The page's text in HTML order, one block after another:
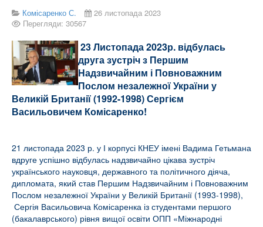
Комісаренко С.
26 листопада 2023
Перегляди: 30567
23 Листопада 2023р. відбулась
друга зустріч з Першим
Надзвичайним і Повноважним
Послом незалежної України у
Великій Британії (1992-1998) Сергієм
Васильовичем Комісаренко!
21 листопада 2023 р. у І корпусі КНЕУ імені Вадима Гетьмана
вдруге успішно відбулась надзвичайно цікава зустріч
українського науковця, державного та політичного діяча,
дипломата, який став Першим Надзвичайним і Повноважним
Послом незалежної України у Великій Британії (1993-1998),
Сергія Васильовича Комісаренка із студентами першого
(бакалаврського) рівня вищої освіти ОПП «Міжнародні